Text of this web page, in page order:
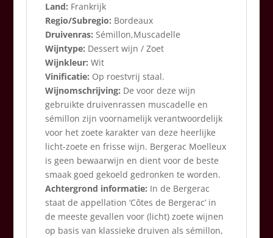
Land: Frankrijk
Regio/Subregio: Bordeaux
Druivenras: Sémillon,Muscadelle
Wijntype: Dessert wijn / Zoet
Wijnkleur: Wit
Vinificatie: Op roestvrij staal.
Wijnomschrijving: De voor deze wijn
gebruikte druivenrassen muscadelle en
sémillon zijn voornamelijk verantwoordelijk
voor het zoete karakter van deze heerlijke
licht-zoete en frisse wijn. Bergerac Moelleux
is geen bewaarwijn en dient voor de beste
smaak goed gekoeld gedronken te worden.
Achtergrond informatie: In de Bergerac
staat de appellation ‘Côtes de Bergerac’ in
de meeste gevallen voor (licht) zoete wijnen
op basis van klassieke druiven als sémillon,